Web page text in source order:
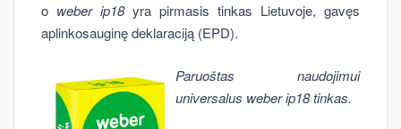
o weber ip18yra pirmasis tinkas Lietuvoje, gavęs
aplinkosauginę deklaraciją (EPD).
Paruoštas naudojimui
universalus weber ip18 tinkas.